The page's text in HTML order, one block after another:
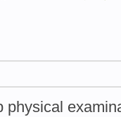
physical